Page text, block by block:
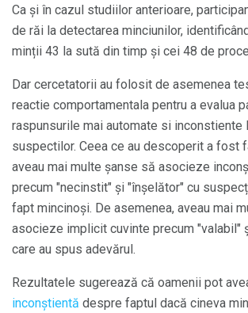
Ca și în cazul studiilor anterioare,
de răi la detectarea minciunilor,
minții 43 la sută din timp și cei 48 de
Dar cercetatorii au folosit de asemenea
reactie comportamentala pentru a evalua
raspunsurile mai automate si inconstiente
suspectilor. Ceea ce au descoperit a fost
aveau mai multe șanse să asocieze
precum "necinstit" și "înșelător" cu
fapt mincinoși. De asemenea, aveau mai
asocieze implicit cuvinte precum "valabil"
care au spus adevărul.
Rezultatele sugerează că oamenii pot
inconștientă despre faptul dacă cineva